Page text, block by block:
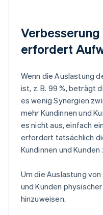
erfordert
Wenn die Auslastung
ist, z. B. 99 %, beträgt
es wenig Synergien
mehr Kundinnen und
es nicht aus, einfach
erfordert tatsächlich
Kundinnen und Kunden
Um die Auslastung
und Kunden
hinzuweisen.